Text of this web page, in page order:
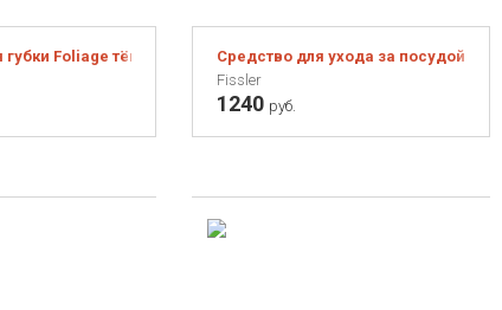
Foliage тёмно-серый Средство для ухода за посудой
Fissler
1240 руб.